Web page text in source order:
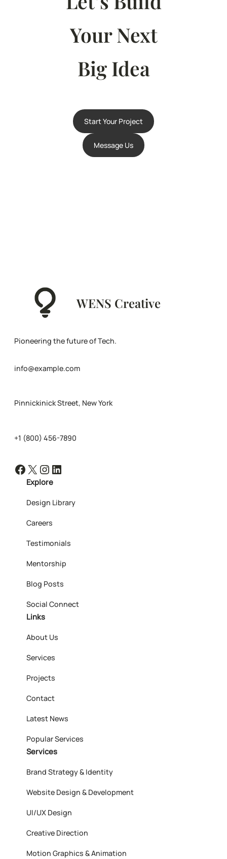
Your Next
Big Idea
Start Your Project
Message Us
WENS Creative
Pioneering the future of Tech.
info@example.com
Pinnickinick Street, New York
+1 (800) 456-7890
Facebook X Instagram LinkedIn
Explore
Design Library
Careers
Testimonials
Mentorship
Blog Posts
Social Connect
Links
About Us
Services
Projects
Contact
Latest News
Popular Services
Services
Brand Strategy & Identity
Website Design & Development
UI/UX Design
Creative Direction
Motion Graphics & Animation